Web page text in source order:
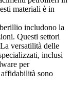
materiali è in
includono la
Questi settori
versatilità delle
inclusi
per
sono